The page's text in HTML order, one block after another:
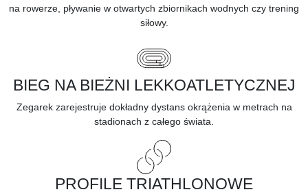
na rowerze, pływanie w otwartych zbiornikach wodnych czy trening
siłowy.
BIEG NA BIEŻNI LEKKOATLETYCZNEJ
Zegarek zarejestruje dokładny dystans okrążenia w metrach na
stadionach z całego świata.
PROFILE TRIATHLONOWE